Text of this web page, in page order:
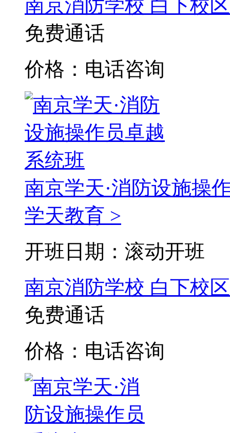
南京消防学校 白下校区
免费通话
价格：电话咨询
南京学天·消防设施操
学天教育 >
开班日期：滚动开班
南京消防学校 白下校区
免费通话
价格：电话咨询